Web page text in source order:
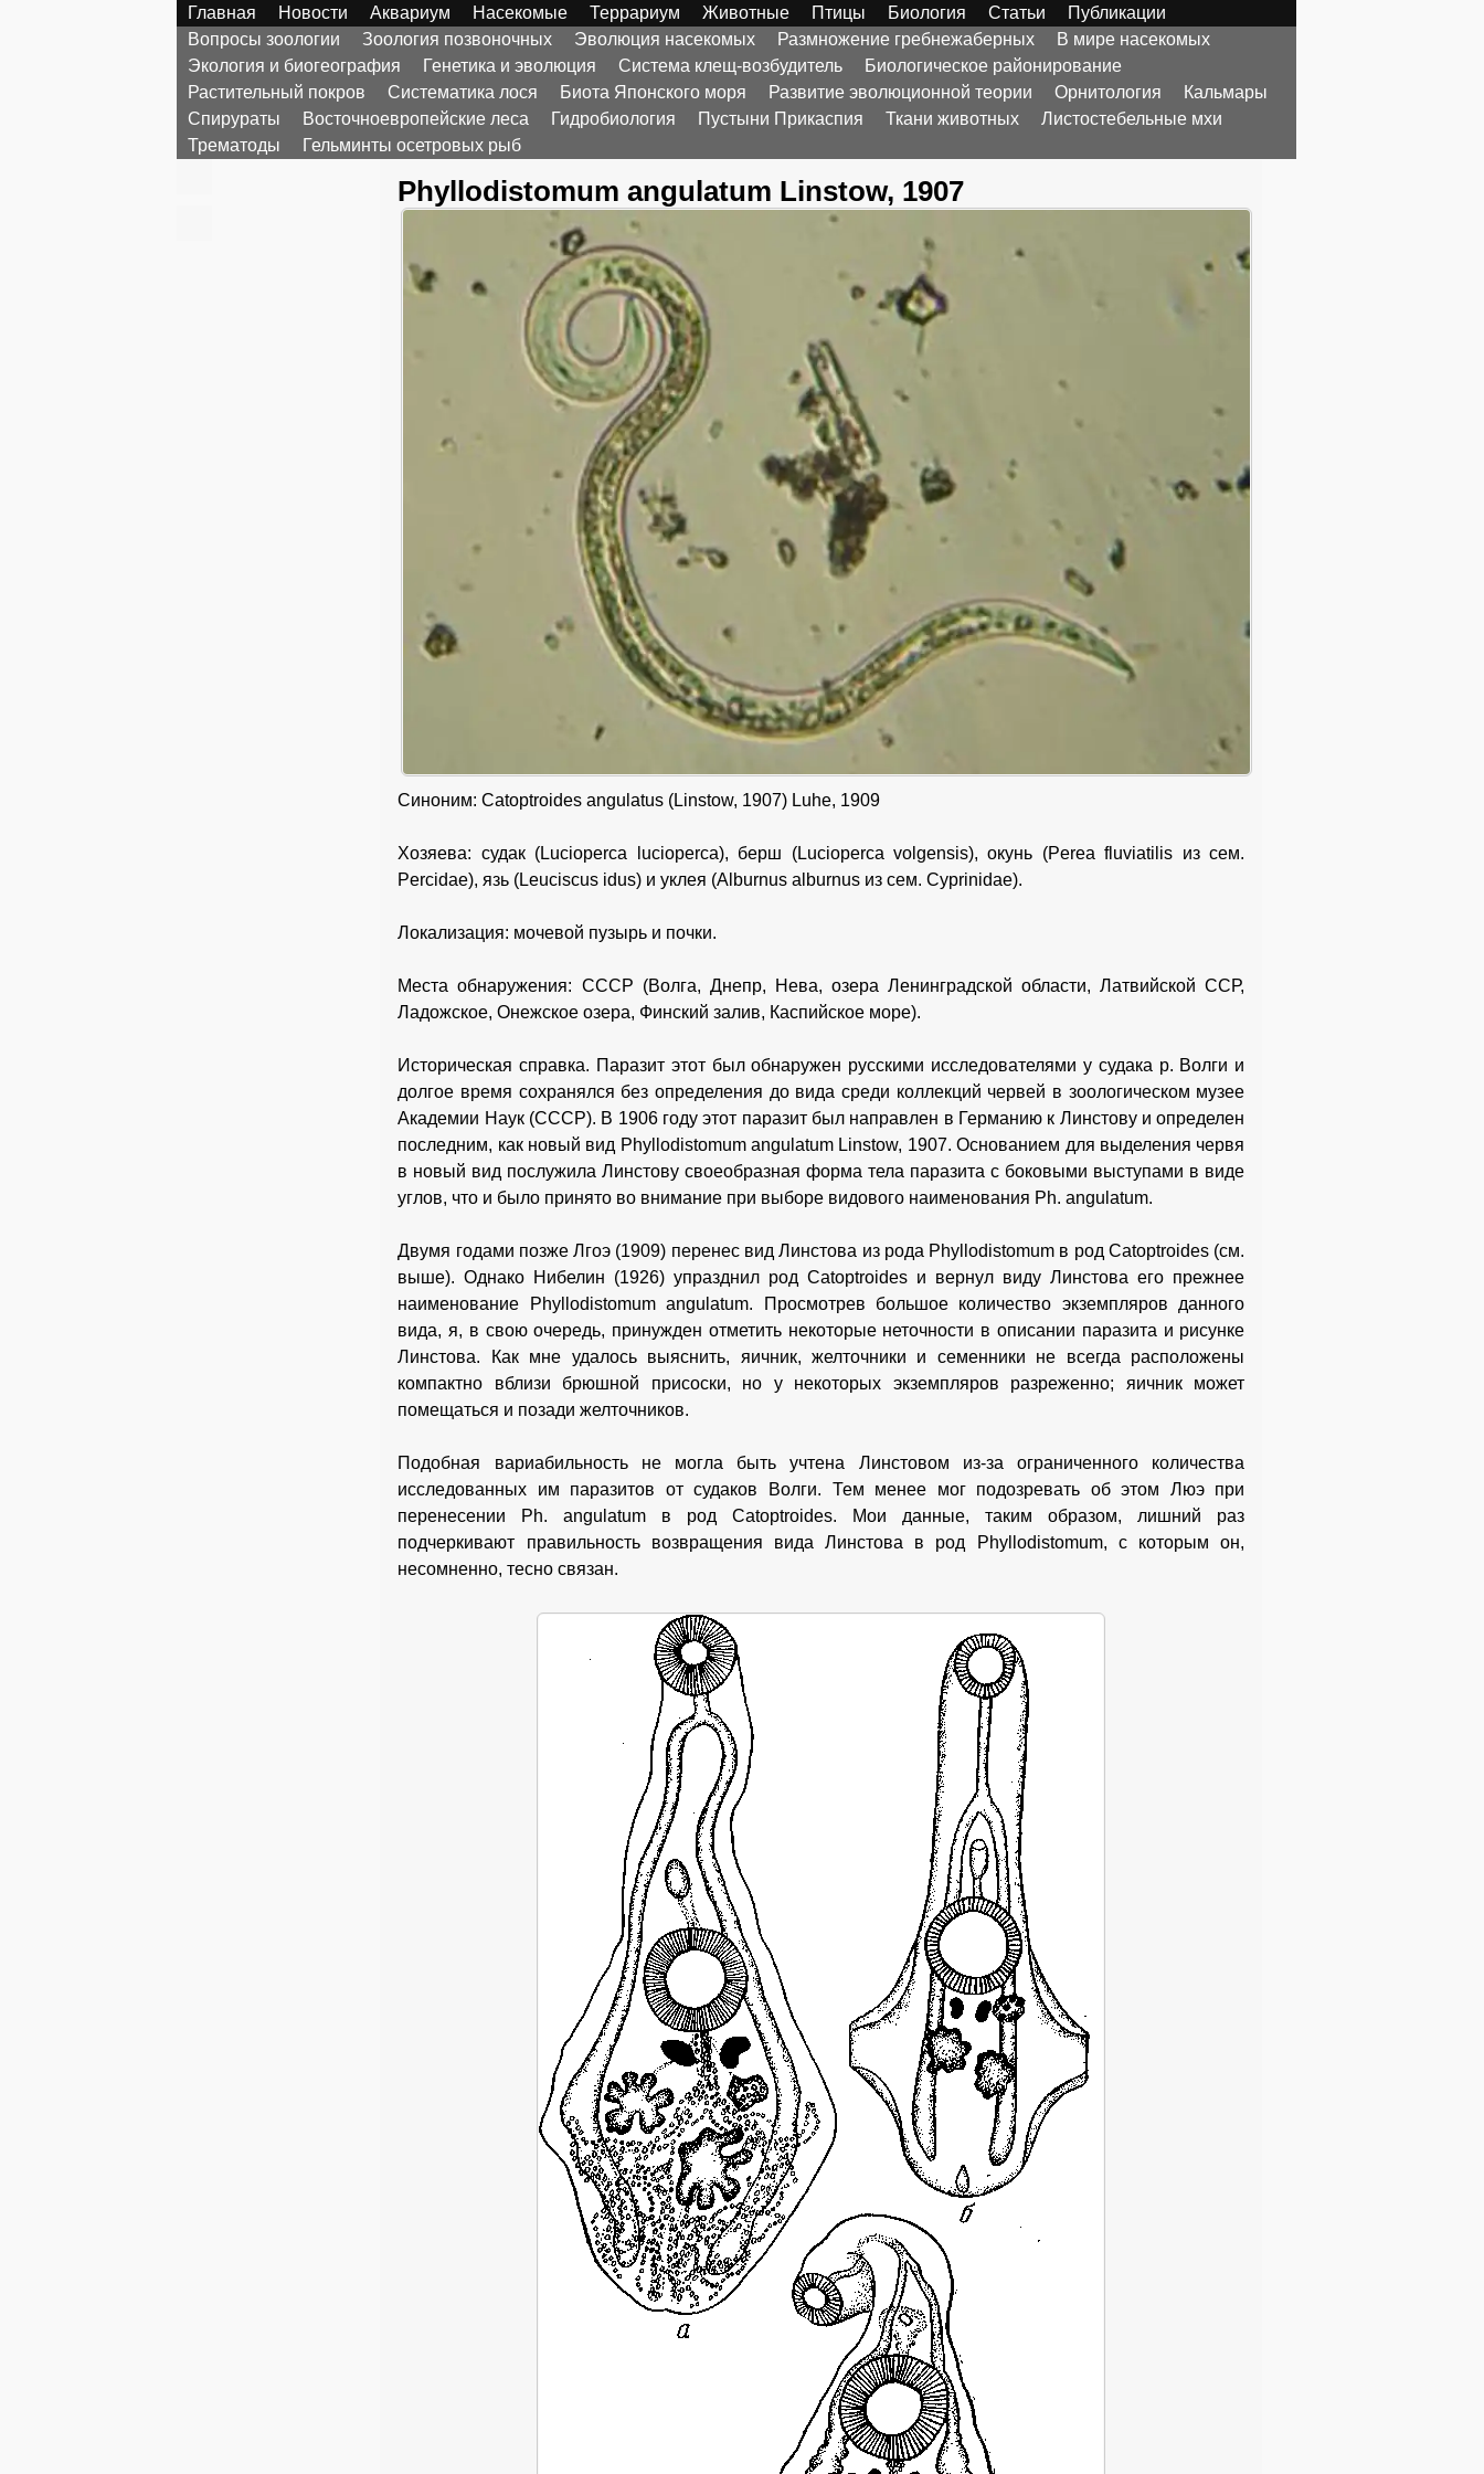
Главная Новости Аквариум Насекомые Террариум Животные Птицы Биология Статьи
Публикации
Вопросы зоологии
Зоология позвоночных Эволюция насекомых Размножение гребнежаберных
В мире насекомых
Экология и биогеография
Генетика и эволюция Система клещ-возбудитель
Биологическое районирование
Растительный покров
Систематика лося Биота Японского моря Развитие эволюционной теории Орнитология
Кальмары
Спирураты
Восточноевропейские леса Гидробиология Пустыни Прикаспия Ткани животных
Листостебельные мхи
Трематоды
Гельминты осетровых рыб
Phyllodistomum angulatum Linstow, 1907
Синоним: Catoptroides angulatus (Linstow, 1907) Luhe, 1909
Хозяева: судак (Lucioperca lucioperca), берш (Lucioperca volgensis), окунь (Perea fluviatilis из сем.
Percidae), язь (Leuciscus idus) и уклея (Alburnus alburnus из сем. Cyprinidae).
Локализация: мочевой пузырь и почки.
Места обнаружения: СССР (Волга, Днепр, Нева, озера Ленинградской области, Латвийской ССР,
Ладожское, Онежское озера, Финский залив, Каспийское море).
Историческая справка. Паразит этот был обнаружен русскими исследователями у судака р. Волги и
долгое время сохранялся без определения до вида среди коллекций червей в зоологическом музее
Академии Наук (СССР). В 1906 году этот паразит был направлен в Германию к Линстову и определен
последним, как новый вид Phyllodistomum angulatum Linstow, 1907. Основанием для выделения червя
в новый вид послужила Линстову своеобразная форма тела паразита с боковыми выступами в виде
углов, что и было принято во внимание при выборе видового наименования Ph. angulatum.
Двумя годами позже Лгоэ (1909) перенес вид Линстова из рода Phyllodistomum в род Catoptroides (см.
выше). Однако Нибелин (1926) упразднил род Catoptroides и вернул виду Линстова его прежнее
наименование Phyllodistomum angulatum. Просмотрев большое количество экземпляров данного
вида, я, в свою очередь, принужден отметить некоторые неточности в описании паразита и рисунке
Линстова. Как мне удалось выяснить, яичник, желточники и семенники не всегда расположены
компактно вблизи брюшной присоски, но у некоторых экземпляров разреженно; яичник может
помещаться и позади желточников.
Подобная вариабильность не могла быть учтена Линстовом из-за ограниченного количества
исследованных им паразитов от судаков Волги. Тем менее мог подозревать об этом Люэ при
перенесении Ph. angulatum в род Catoptroides. Мои данные, таким образом, лишний раз
подчеркивают правильность возвращения вида Линстова в род Phyllodistomum, с которым он,
несомненно, тесно связан.